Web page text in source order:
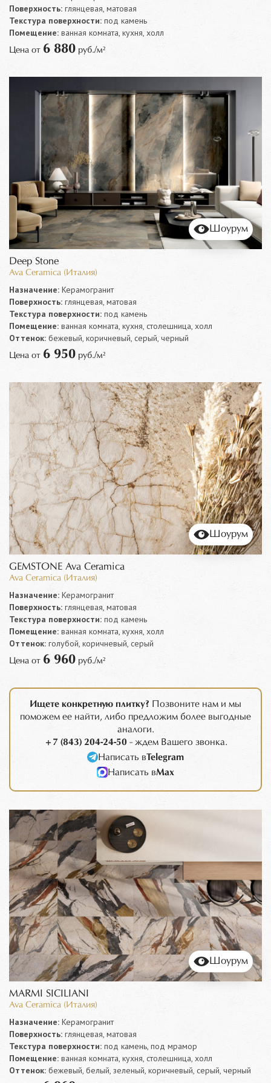
Поверхность: глянцевая, матовая
Текстура поверхности: под камень
Помещение: ванная комната, кухня, холл
Цена от 6 880 руб./м²
Шоурум
Deep Stone
Ava Ceramica (Италия)
Назначение: Керамогранит
Поверхность: глянцевая, матовая
Текстура поверхности: под камень
Помещение: ванная комната, кухня, столешница, холл
Оттенок: бежевый, коричневый, серый, черный
Цена от 6 950 руб./м²
Шоурум
GEMSTONE Ava Ceramica
Ava Ceramica (Италия)
Назначение: Керамогранит
Поверхность: глянцевая, матовая
Текстура поверхности: под камень
Помещение: ванная комната, кухня, холл
Оттенок: голубой, коричневый, серый
Цена от 6 960 руб./м²
Ищете конкретную плитку? Позвоните нам и мы
поможем ее найти, либо предложим более выгодные
аналоги.
+7 (843) 204-24-50- ждем Вашего звонка.
Написать вTelegram
Написать вMax
Шоурум
MARMI SICILIANI
Ava Ceramica (Италия)
Назначение: Керамогранит
Поверхность: глянцевая, матовая
Текстура поверхности: под камень, под мрамор
Помещение: ванная комната, кухня, столешница, холл
Оттенок: бежевый, белый, зеленый, коричневый, серый, черный